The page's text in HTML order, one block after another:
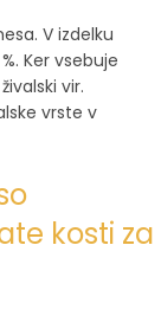
V izdelku
Ker vsebuje
vir.
vrste v
kosti za